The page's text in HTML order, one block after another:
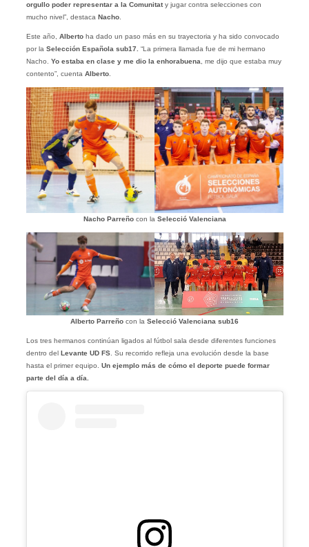
orgullo poder representar a la Comunitaty jugar contra selecciones con
mucho nivel”, destaca Nacho.
Este año, Albertoha dado un paso más en su trayectoria y ha sido convocado
por la Selección Española sub17. “La primera llamada fue de mi hermano
Nacho. Yo estaba en clase y me dio la enhorabuena, me dijo que estaba muy
contento”, cuenta Alberto.
Nacho Parreñocon la Selecció Valenciana
Alberto Parreño con la Selecció Valenciana sub16
Los tres hermanos continúan ligados al fútbol sala desde diferentes funciones
dentro del
Levante UD FS. Su recorrido refleja una evolución desde la base
hasta el primer equipo. Un ejemplo más de cómo el deporte puede formar
parte del día a día.